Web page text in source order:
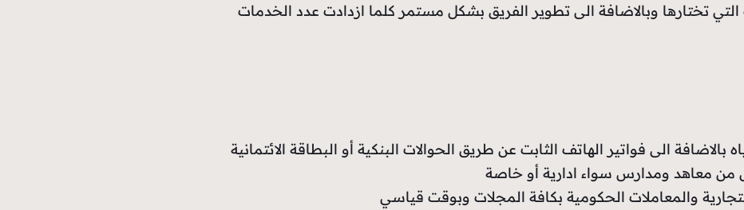
تختارها وبالاضافة الى تطوير الفريق بشكل مستمر كلما ازدادت عدد الخدمات
بالاضافة الى فواتير الهاتف الثابت عن طريق الحوالات البنكية أو البطاقة الائتمانية
من معاهد ومدارس سواء ادارية أو خاصة
والمعاملات الحكومية بكافة المجلات وبوقت قياسي